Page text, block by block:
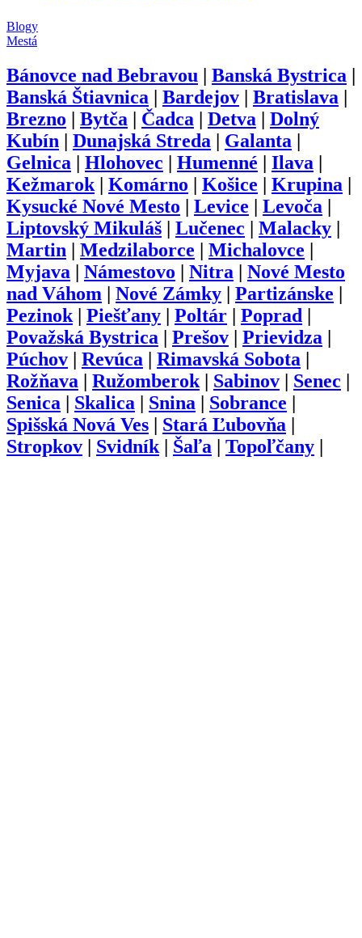
Blogy
Mestá
Bánovce nad Bebravou | Banská Bystrica |
Banská Štiavnica | Bardejov | Bratislava |
Brezno | Bytča | Čadca | Detva | Dolný
Kubín | Dunajská Streda | Galanta |
Gelnica | Hlohovec | Humenné | Ilava |
Kežmarok | Komárno | Košice | Krupina |
Kysucké Nové Mesto | Levice | Levoča |
Liptovský Mikuláš | Lučenec | Malacky |
Martin | Medzilaborce | Michalovce |
Myjava | Námestovo | Nitra | Nové Mesto
nad Váhom | Nové Zámky | Partizánske |
Pezinok | Piešťany | Poltár | Poprad |
Považská Bystrica | Prešov | Prievidza |
Púchov | Revúca | Rimavská Sobota |
Rožňava | Ružomberok | Sabinov | Senec |
Senica | Skalica | Snina | Sobrance |
Spišská Nová Ves | Stará Ľubovňa |
Stropkov | Svidník | Šaľa | Topoľčany |